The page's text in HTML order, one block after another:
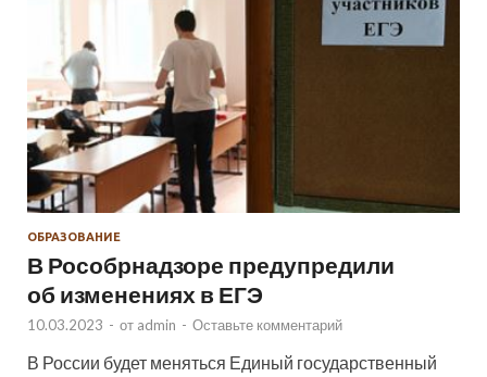
ОБРАЗОВАНИЕ
В Рособрнадзоре предупредили
об изменениях в ЕГЭ
10.03.2023 - от admin - Оставьте комментарий
В России будет меняться Единый государственный